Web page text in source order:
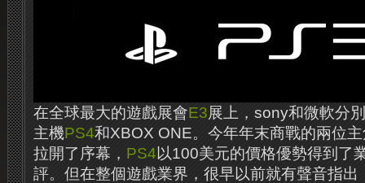
在全球最大的遊戲展會E3展上，sony和微軟分
主機PS4和XBOX ONE。今年年末商戰的兩位
拉開了序幕， PS4以100美元的價格優勢得到了
評。但在整個遊戲業界，很早以前就有聲音指出